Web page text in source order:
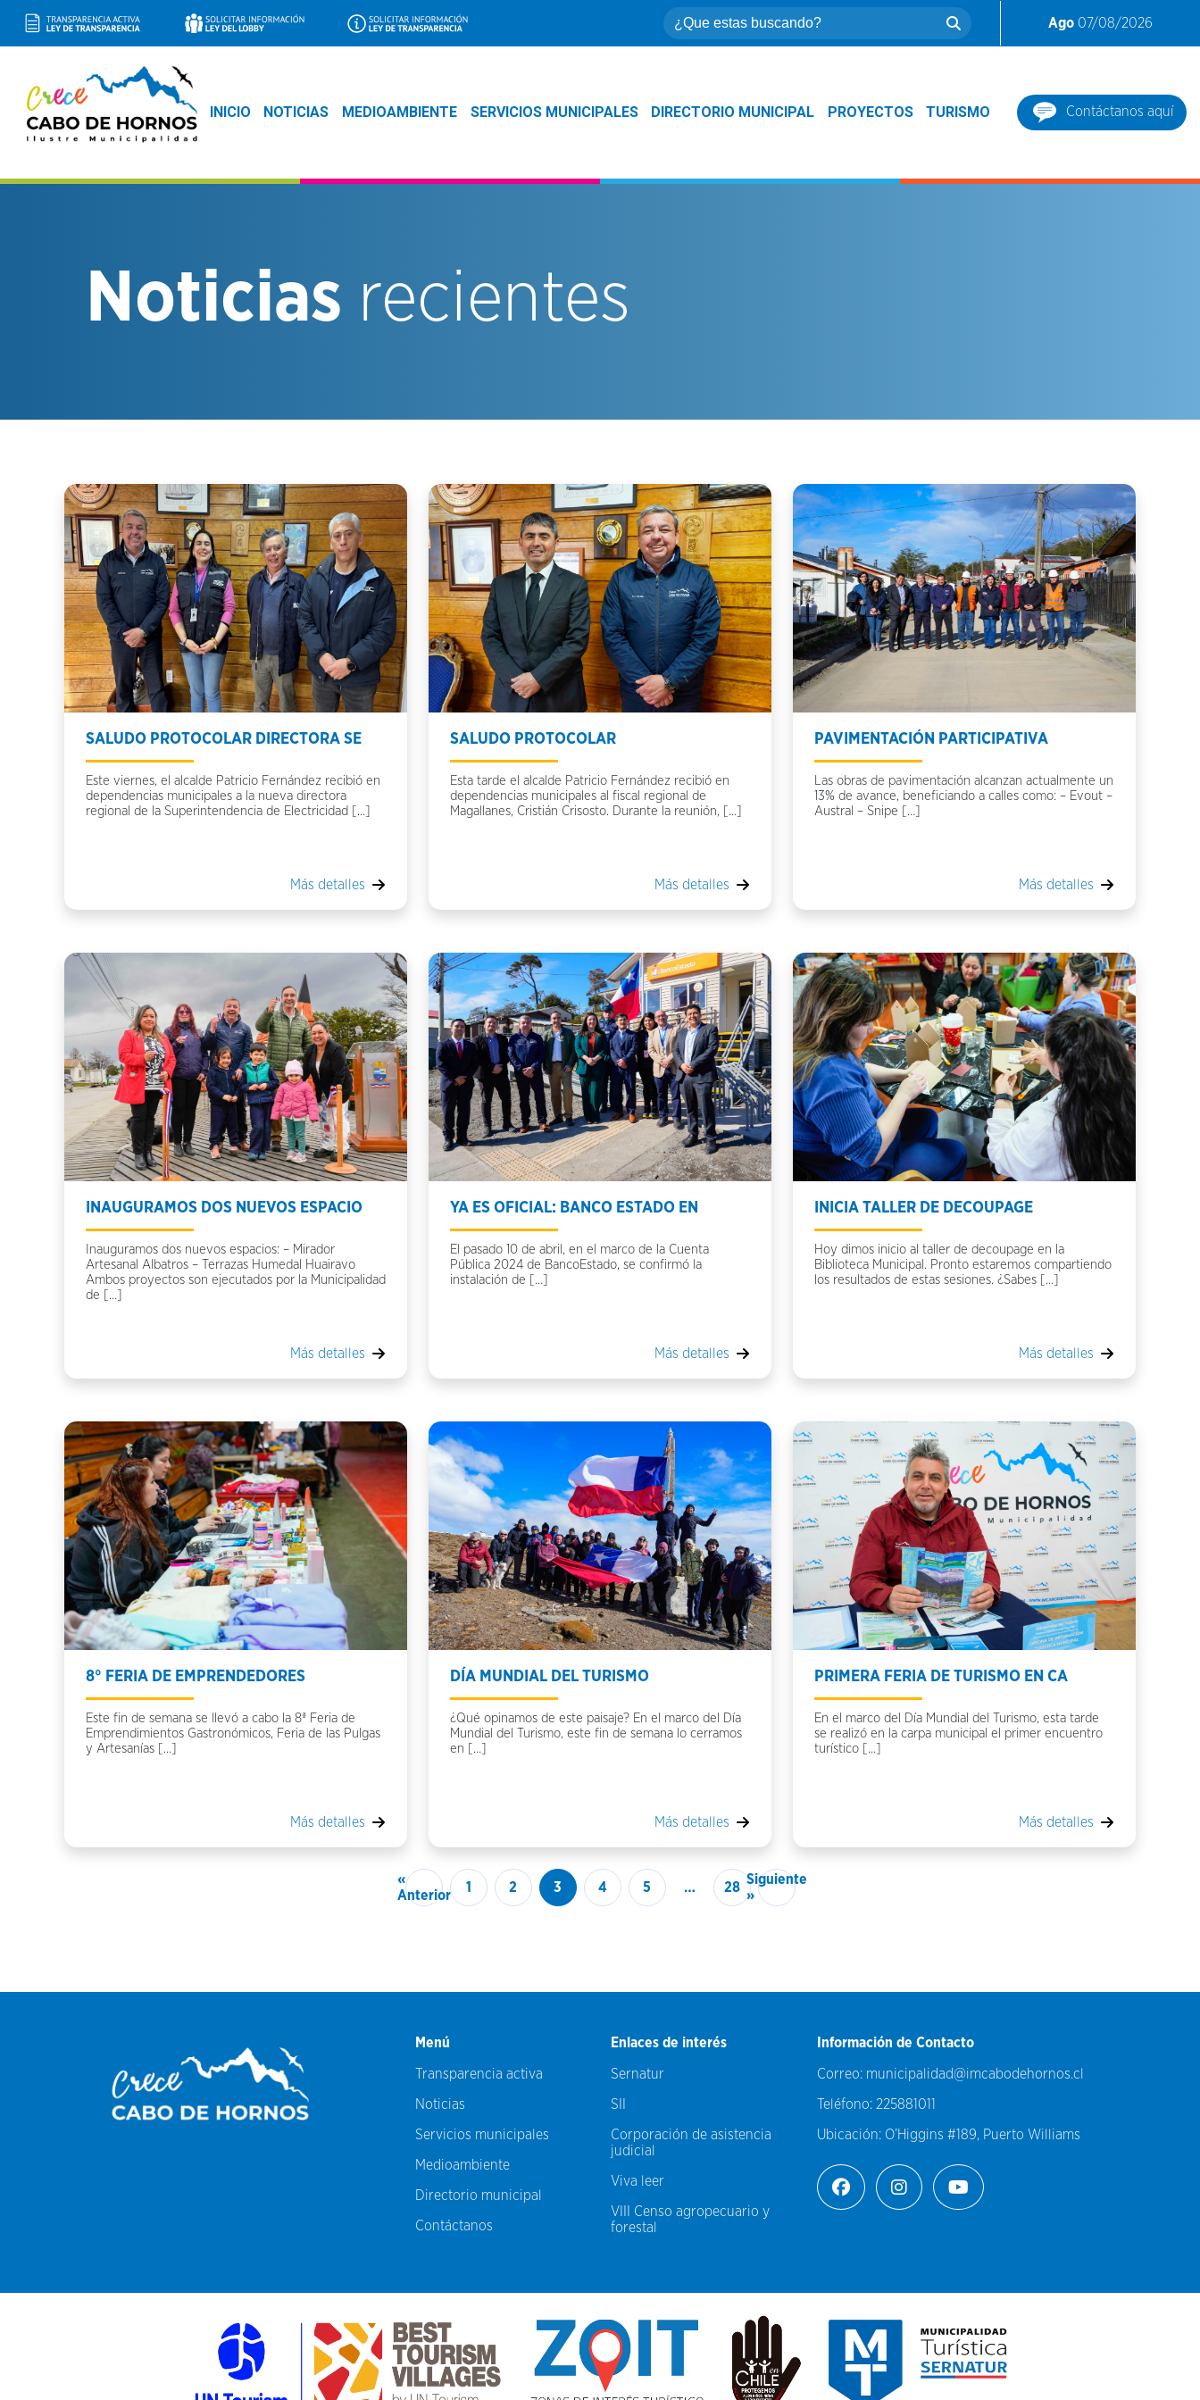
Ago 07/08/2026
INICIO NOTICIAS MEDIOAMBIENTE SERVICIOS MUNICIPALES DIRECTORIO MUNICIPAL PROYECTOS TURISMO Contáctanos aquí
Noticias recientes
SALUDO PROTOCOLAR DIRECTORA SE
Este viernes, el alcalde Patricio Fernández recibió en
dependencias municipales a la nueva directora
regional de la Superintendencia de Electricidad […]
Más detalles
SALUDO PROTOCOLAR
Esta tarde el alcalde Patricio Fernández recibió en
dependencias municipales al fiscal regional de
Magallanes, Cristián Crisosto. Durante la reunión, […]
Más detalles
PAVIMENTACIÓN PARTICIPATIVA
Las obras de pavimentación alcanzan actualmente un
13% de avance, beneficiando a calles como: – Evout –
Austral – Snipe […]
Más detalles
INAUGURAMOS DOS NUEVOS ESPACIO
Inauguramos dos nuevos espacios: – Mirador
Artesanal Albatros – Terrazas Humedal Huairavo
Ambos proyectos son ejecutados por la Municipalidad
de […]
Más detalles
YA ES OFICIAL: BANCO ESTADO EN
El pasado 10 de abril, en el marco de la Cuenta
Pública 2024 de BancoEstado, se confirmó la
instalación de […]
Más detalles
INICIA TALLER DE DECOUPAGE
Hoy dimos inicio al taller de decoupage en la
Biblioteca Municipal. Pronto estaremos compartiendo
los resultados de estas sesiones. ¿Sabes […]
Más detalles
8° FERIA DE EMPRENDEDORES
Este fin de semana se llevó a cabo la 8ª Feria de
Emprendimientos Gastronómicos, Feria de las Pulgas
y Artesanías […]
Más detalles
DÍA MUNDIAL DEL TURISMO
¿Qué opinamos de este paisaje? En el marco del Día
Mundial del Turismo, este fin de semana lo cerramos
en […]
Más detalles
PRIMERA FERIA DE TURISMO EN CA
En el marco del Día Mundial del Turismo, esta tarde
se realizó en la carpa municipal el primer encuentro
turístico […]
Más detalles
«
Anterior
1 2 3 4 5 … 28
Siguiente
»
Menú
Transparencia activa
Noticias
Servicios municipales
Medioambiente
Directorio municipal
Contáctanos
Enlaces de interés
Sernatur
SII
Corporación de asistencia
judicial
Viva leer
VIII Censo agropecuario y
forestal
Información de Contacto
Correo: municipalidad@imcabodehornos.cl
Teléfono: 225881011
Ubicación: O’Higgins #189, Puerto Williams